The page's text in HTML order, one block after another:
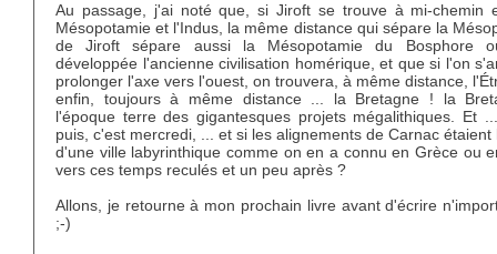
Au passage, j'ai noté que, si Jiroft se trouve à mi-chemin
Mésopotamie et l'Indus, la même distance qui sépare la
de Jiroft sépare aussi la Mésopotamie du Bosphore
développée l'ancienne civilisation homérique, et que si l'on
prolonger l'axe vers l'ouest, on trouvera, à même distance,
enfin, toujours à même distance ... la Bretagne ! la
l'époque terre des gigantesques projets mégalithiques. Et
puis, c'est mercredi, ... et si les alignements de Carnac étaient
d'une ville labyrinthique comme on en a connu en Grèce ou
vers ces temps reculés et un peu après ?
Allons, je retourne à mon prochain livre avant d'écrire
;-)